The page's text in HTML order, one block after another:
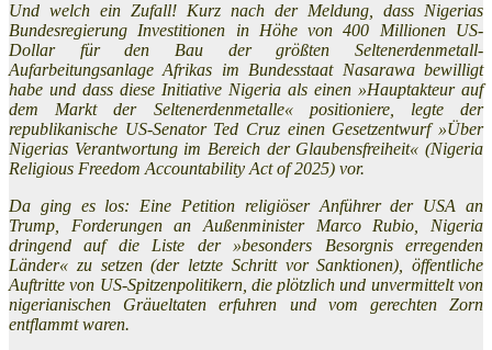
Und welch ein Zufall! Kurz nach der Meldung, dass Nigerias
Bundesregierung Investitionen in Höhe von 400 Millionen US-
Dollar für den Bau der größten Seltenerdenmetall-
Aufarbeitungsanlage Afrikas im Bundesstaat Nasarawa bewilligt
habe und dass diese Initiative Nigeria als einen »Hauptakteur auf
dem Markt der Seltenerdenmetalle« positioniere, legte der
republikanische US-Senator Ted Cruz einen Gesetzentwurf »Über
Nigerias Verantwortung im Bereich der Glaubensfreiheit« (Nigeria
Religious Freedom Accountability Act of 2025) vor.
Da ging es los: Eine Petition religiöser Anführer der USA an
Trump, Forderungen an Außenminister Marco Rubio, Nigeria
dringend auf die Liste der »besonders Besorgnis erregenden
Länder« zu setzen (der letzte Schritt vor Sanktionen), öffentliche
Auftritte von US-Spitzenpolitikern, die plötzlich und unvermittelt von
nigerianischen Gräueltaten erfuhren und vom gerechten Zorn
entflammt waren.